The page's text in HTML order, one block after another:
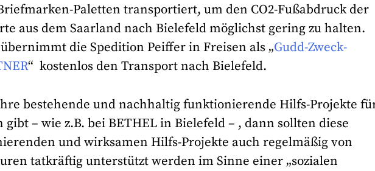
Paletten transportiert, um den CO2-Fußabdruck der
aus dem Saarland nach Bielefeld möglichst gering zu halten.
die Spedition Peiffer in Freisen als „Gudd-Zweck-
“ kostenlos den Transport nach Bielefeld.
bestehende und nachhaltig funktionierende Hilfs-Projekte
– wie z.B. bei BETHEL in Bielefeld – , dann sollten diese
und wirksamen Hilfs-Projekte auch regelmäßig von
tatkräftig unterstützt werden im Sinne einer „sozialen